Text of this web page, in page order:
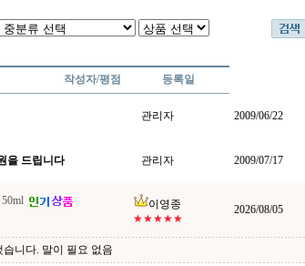
작성자/평점 등록일
관리자 2009/06/22
을 드립니다 관리자 2009/07/17
이영종
★★★★★
2026/08/05
니다. 말이 필요 없음